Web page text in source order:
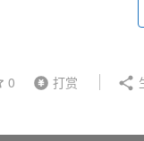
0 打赏